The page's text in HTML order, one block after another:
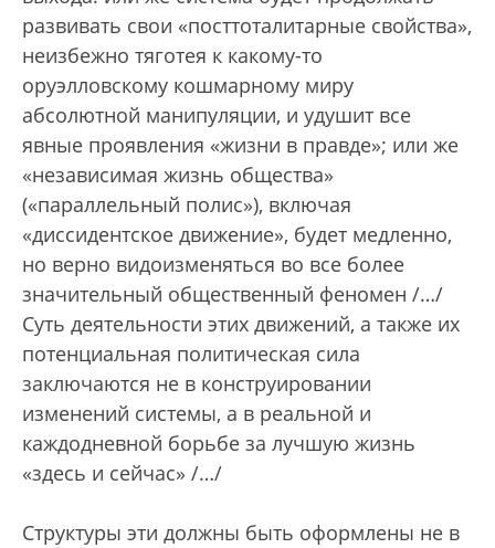
развивать свои «посттоталитарные свойства»,
неизбежно тяготея к какому-то
оруэлловскому кошмарному миру
абсолютной манипуляции, и удушит все
явные проявления «жизни в правде»; или же
«независимая жизнь общества»
(«параллельный полис»), включая
«диссидентское движение», будет медленно,
но верно видоизменяться во все более
значительный общественный феномен /…/
Суть деятельности этих движений, а также их
потенциальная политическая сила
заключаются не в конструировании
изменений системы, а в реальной и
каждодневной борьбе за лучшую жизнь
«здесь и сейчас» /…/
Структуры эти должны быть оформлены не в